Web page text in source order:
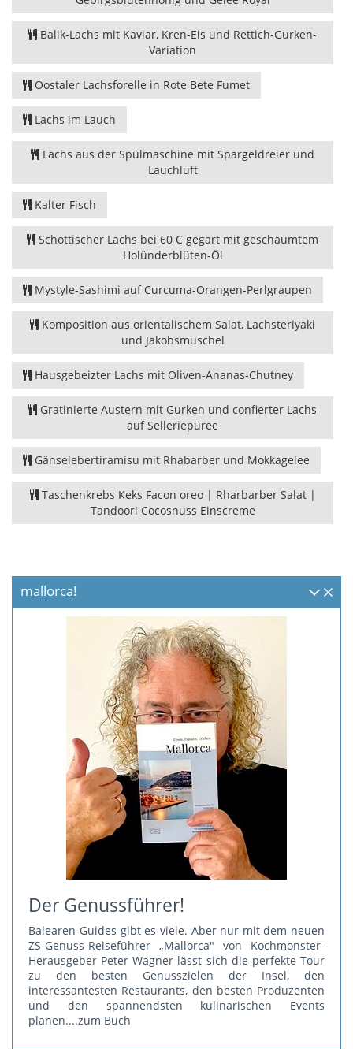
Balik-Lachs mit Kaviar, Kren-Eis und Rettich-Gurken-
Variation
Oostaler Lachsforelle in Rote Bete Fumet
Lachs im Lauch
Lachs aus der Spülmaschine mit Spargeldreier und
Lauchluft
Kalter Fisch
Schottischer Lachs bei 60 C gegart mit geschäumtem
Holünderblüten-Öl
Mystyle-Sashimi auf Curcuma-Orangen-Perlgraupen
Komposition aus orientalischem Salat, Lachsteriyaki
und Jakobsmuschel
Hausgebeizter Lachs mit Oliven-Ananas-Chutney
Gratinierte Austern mit Gurken und confierter Lachs
auf Selleriepüree
Gänselebertiramisu mit Rhabarber und Mokkagelee
Taschenkrebs Keks Facon oreo | Rharbarber Salat |
Tandoori Cocosnuss Einscreme
mallorca!
Der Genussführer!
Balearen-Guides gibt es viele. Aber nur mit dem neuen
ZS-Genuss-Reiseführer „Mallorca" von Kochmonster-
Herausgeber Peter Wagner lässt sich die perfekte Tour
zu den besten Genusszielen der Insel, den
interessantesten Restaurants, den besten Produzenten
und den spannendsten kulinarischen Events
planen....zum Buch